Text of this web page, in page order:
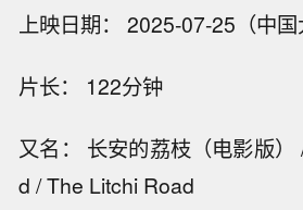
上映日期： 2025-07-25（中国
片长： 122分钟
又名： 长安的荔枝（电影版
d / The Litchi Road